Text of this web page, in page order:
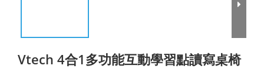
Vtech 4合1多功能互動學習點讀寫桌椅